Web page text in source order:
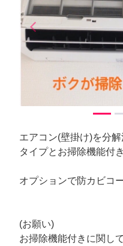
arrow_back_iosPrevious
エアコン(壁掛け)を分
タイプとお掃除機能付
オプションで防カビコ
(お願い)
お掃除機能付きに関し